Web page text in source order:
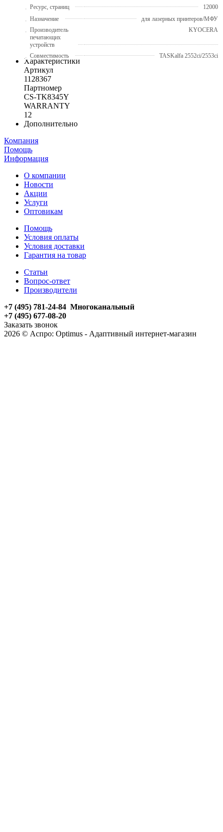
Ресурс, страниц
12000
Назначение
для лазерных принтеров/МФУ
Производитель
печатающих
устройств
KYOCERA
Совместимость TASKalfa 2552ci/2553ci
Характеристики
Артикул
1128367
Партномер
CS-TK8345Y
WARRANTY
12
Дополнительно
Компания
Помощь
Информация
О компании
Новости
Акции
Услуги
Оптовикам
Помощь
Условия оплаты
Условия доставки
Гарантия на товар
Статьи
Вопрос-ответ
Производители
+7 (495) 781-24-84 Многоканальный
+7 (495) 677-08-20
Заказать звонок
2026 © Аспро: Optimus - Адаптивный интернет-магазин